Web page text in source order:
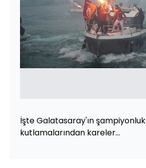
İşte Galatasaray'ın şampiyonluk
kutlamalarından kareler...